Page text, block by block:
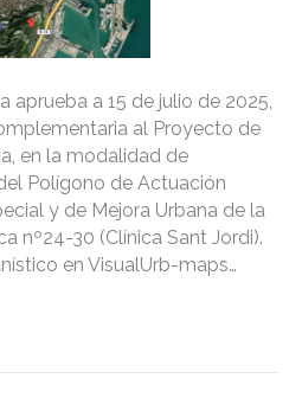
aprueba a 15 de julio de 2025,
al Proyecto de
en la modalidad de
Polígono de Actuación
y de Mejora Urbana de la
nº24-30 (Clínica Sant Jordi).
en VisualUrb-maps…